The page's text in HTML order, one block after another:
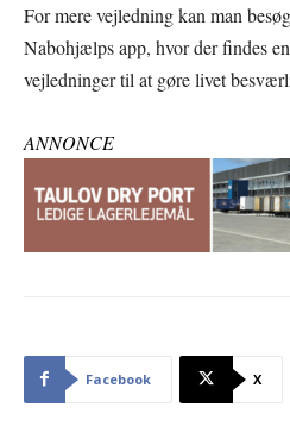
For mere vejledning kan man
Nabohjælps app, hvor der findes
vejledninger til at gøre livet
ANNONCE
Facebook X